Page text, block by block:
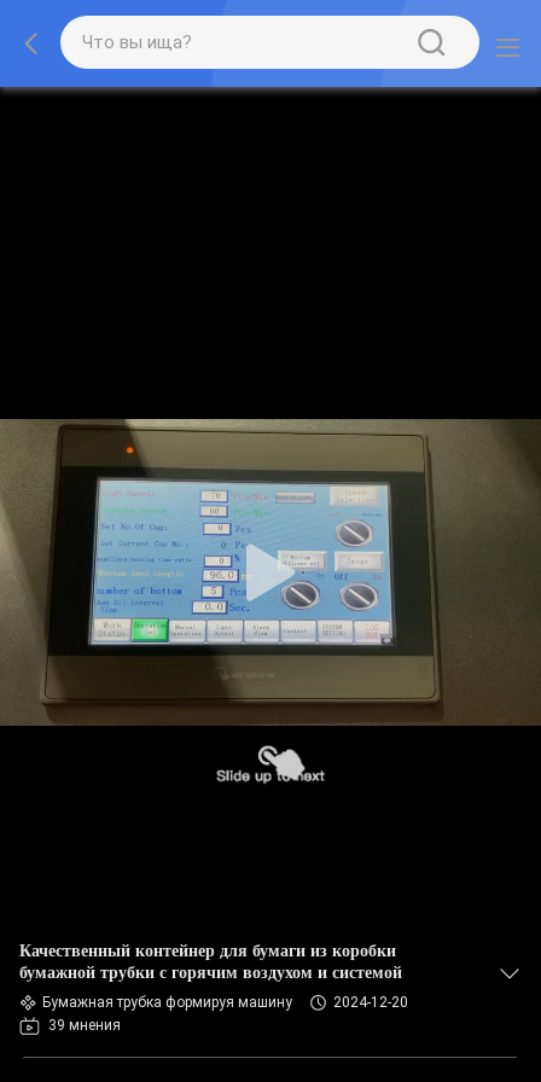
Качественный контейнер для бумаги из коробки
бумажной трубки с горячим воздухом и системой
Бумажная трубка формируя машину
2024-12-20
39 мнения